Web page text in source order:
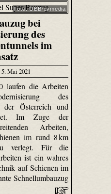
Foto: ÖBB/evmedia
bei
des
im
Mai 2021
laufen die Arbeiten
des
der Österreich und
Im Zuge der
Arbeiten,
im rund 8 km
verlegt. Für die
ist ein wahres
auf Schienen im
Schnellumbauzug